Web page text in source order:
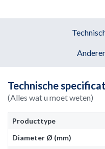
Technische
(Alles wat u moet weten)
Producttype
Diameter Ø (mm)